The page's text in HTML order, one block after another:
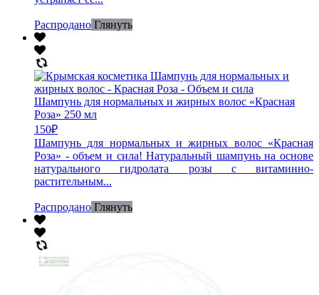
Распродано Глянуть
Шампунь для нормальных и жирных волос «Красная
Роза» 250 мл
150₽
Шампунь для нормальных и жирных волос «Красная
Роза» - объем и сила! Натуральный шампунь на основе
натурального гидролата розы с витаминно-
растительным...
Распродано Глянуть